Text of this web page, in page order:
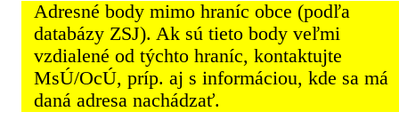
Adresné body mimo hraníc obce (podľa
databázy ZSJ). Ak sú tieto body veľmi
vzdialené od týchto hraníc, kontaktujte
MsÚ/OcÚ, príp. aj s informáciou, kde sa má
daná adresa nachádzať.